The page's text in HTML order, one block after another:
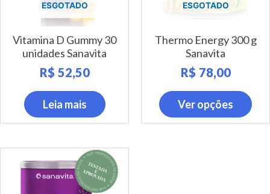
ESGOTADO
Vitamina D Gummy 30
unidades Sanavita
R$ 52,50
Leia mais
ESGOTADO
Thermo Energy 300 g
Sanavita
R$ 78,00
Ver opções